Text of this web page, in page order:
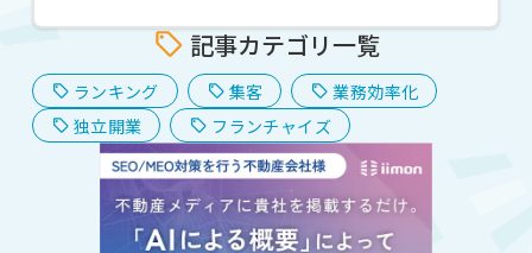
記事カテゴリ一覧
ランキング 集客
業務効率化
独立開業
フランチャイズ